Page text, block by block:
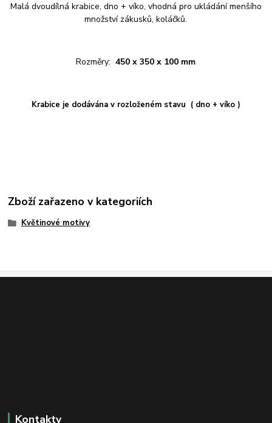
Malá dvoudílná krabice, dno + víko, vhodná pro ukládání menšího
množství zákusků, koláčků.
Rozměry:450 x 350 x 100 mm
Krabice je dodávána v rozloženém stavu ( dno + víko )
Zboží zařazeno v kategoriích
Květinové motivy
Kontakty